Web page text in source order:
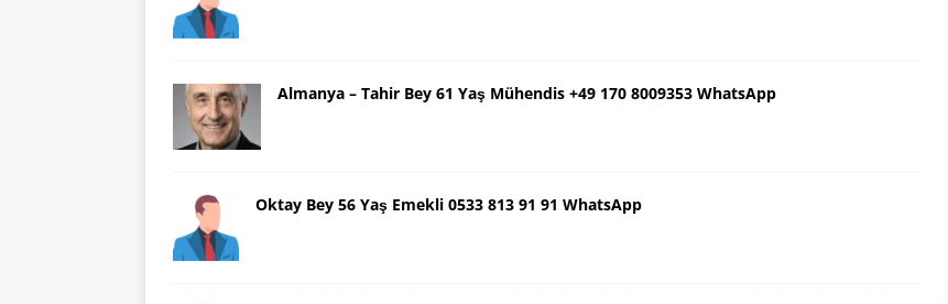
Almanya – Tahir Bey 61 Yaş Mühendis +49 170 8009353 WhatsApp
Oktay Bey 56 Yaş Emekli 0533 813 91 91 WhatsApp